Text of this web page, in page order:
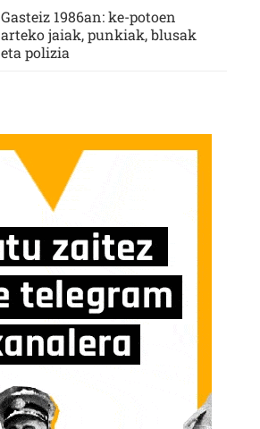
Gasteiz 1986an: ke-potoen
arteko jaiak, punkiak, blusak
eta polizia